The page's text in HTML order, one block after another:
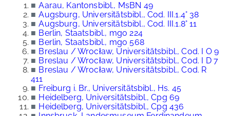
■ Aarau, Kantonsbibl., MsBN 49
■ Augsburg, Universitätsbibl., Cod. III.1.4° 38
■ Augsburg, Universitätsbibl., Cod. III.1.8° 11
■ Berlin, Staatsbibl., mgo 224
■ Berlin, Staatsbibl., mgo 568
■ Breslau / Wrocław, Universitätsbibl., Cod. I O 9
■ Breslau / Wrocław, Universitätsbibl., Cod. I D 7
■ Breslau / Wrocław, Universitätsbibl., Cod. R
411
■ Freiburg i. Br., Universitätsbibl., Hs. 45
■ Heidelberg, Universitätsbibl., Cpg 69
■ Heidelberg, Universitätsbibl., Cpg 436